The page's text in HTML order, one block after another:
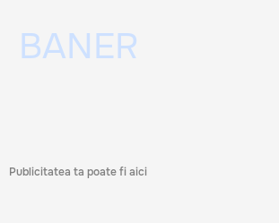
Publicitatea ta poate fi aici